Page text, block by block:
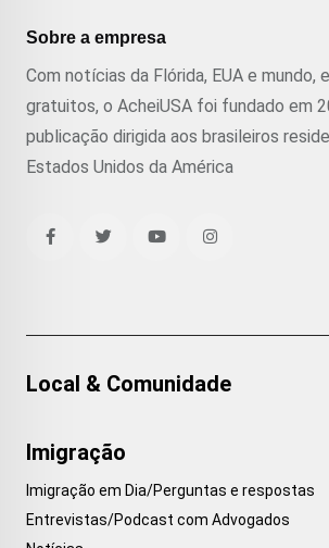
Sobre a empresa
Com notícias da Flórida, EUA e mundo,
gratuitos, o AcheiUSA foi fundado em
publicação dirigida aos brasileiros
Estados Unidos da América
Local & Comunidade
Imigração
Imigração em Dia/Perguntas e respostas
Entrevistas/Podcast com Advogados